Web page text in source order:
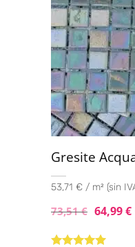
Gresite
53,71 € / m² (sin
73,51€ 64,99€